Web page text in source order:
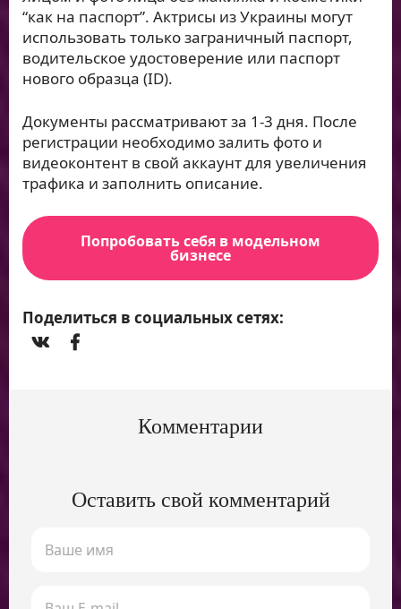
“как на паспорт”. Актрисы из Украины могут
использовать только заграничный паспорт,
водительское удостоверение или паспорт
нового образца (ID).
Документы рассматривают за 1-3 дня. После
регистрации необходимо залить фото и
видеоконтент в свой аккаунт для увеличения
трафика и заполнить описание.
Попробовать себя в модельном
бизнесе
Поделиться в социальных сетях:
Комментарии
Оставить свой комментарий